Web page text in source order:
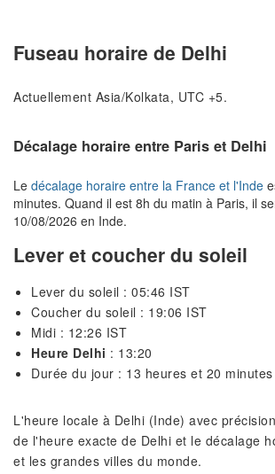
Fuseau horaire de Delhi
Actuellement Asia/Kolkata, UTC +5.
Décalage horaire entre Paris et Delhi
Le décalage horaire entre la France et l'Inde
minutes. Quand il est 8h du matin à Paris, il
10/08/2026 en Inde.
Lever et coucher du soleil
Lever du soleil : 05:46 IST
Coucher du soleil : 19:06 IST
Midi : 12:26 IST
Heure Delhi : 13:20
Durée du jour : 13 heures et 20 minutes
L'heure locale à Delhi (Inde) avec
de l'heure exacte de Delhi et le décalage
et les grandes villes du monde.